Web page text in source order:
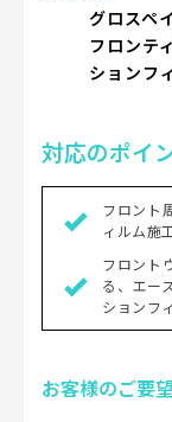
グロスペ
フロンテ
ションフ
対応のポイ
フロント
ィルム施
フロント
る、エー
ションフ
お客様のご要